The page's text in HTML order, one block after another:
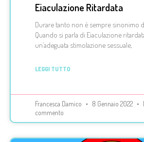
Eiaculazione Ritardata
Durare tanto non è sempre sinonimo
Quando si parla di Eiaculazione
un’adeguata stimolazione sessuale,
LEGGI TUTTO
Francesca Damico 8 Gennaio 2022
commento